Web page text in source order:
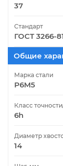
37
Стандарт
ГОСТ 3266-
Общие
Марка стали
Р6М5
Класс
6h
Диаметр
14